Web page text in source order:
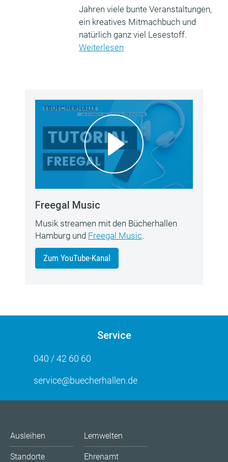
Jahren viele bunte Veranstaltungen,
ein kreatives Mitmachbuch und
natürlich ganz viel Lesestoff.
Weiterlesen
Freegal Music
Musik streamen mit den Bücherhallen
Hamburg und Freegal Music.
Zum YouTube-Kanal
Service
040 / 42 60 60
service@buecherhallen.de
Ausleihen
Standorte
Lernwelten
Ehrenamt